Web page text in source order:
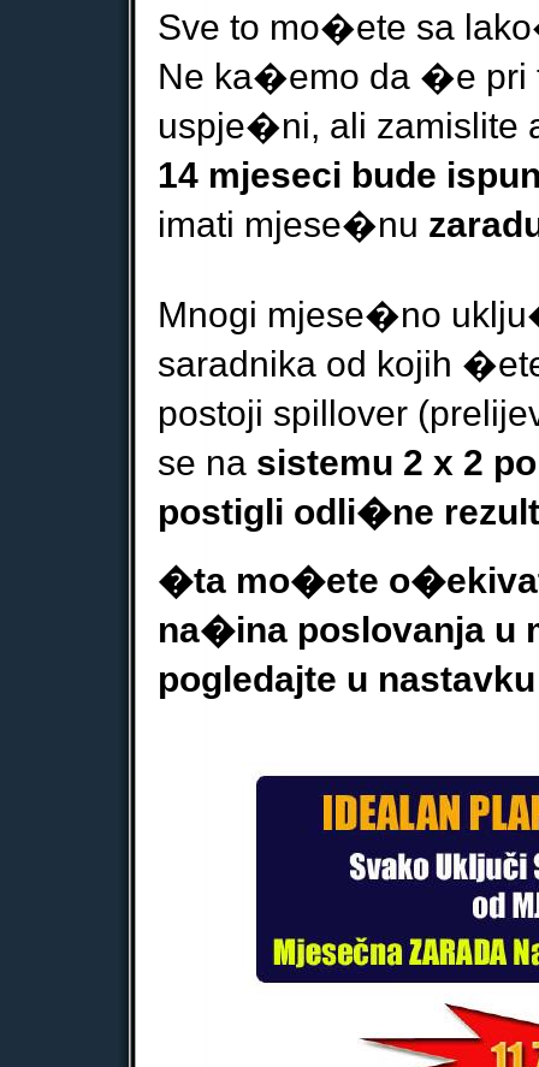
Sve to mo�ete sa
Ne ka�emo da �e pri
uspje�ni, ali zamislite
14 mjeseci bude
imati mjese�nu
Mnogi mjese�no
saradnika od kojih
postoji spillover
se na sistemu 2 x 2
postigli odli�ne
�ta mo�ete
na�ina poslovanja u
pogledajte u